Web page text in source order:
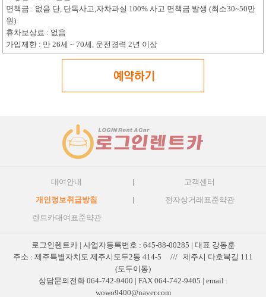
면책금 : 없음 단, 단독사고,자차과실 100% 사고 면책금 발생 (최소30~50만
원)
휴차보상료 : 없음
가입제한 : 만 26세 ~ 70세, 운전경력 2년 이상
대여안내 고객센터
개인정보취급방침 전자상거래표준약관
렌트카대여표준약관
로그인렌트카 | 사업자등록번호 : 645-88-00285 | 대표 강동훈
주소 : 제주특별자치도 제주시도두2동 414-5 /// 제주시 다호북길 111
(도두이동)
상담문의전화 064-742-9400 | FAX 064-742-9405 | email :
wowo9400@naver.com